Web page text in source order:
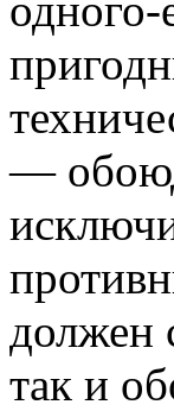
—
должен
так и